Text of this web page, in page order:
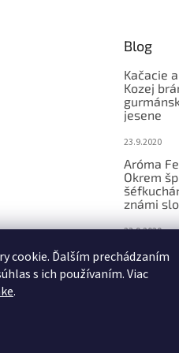
cookie. Ďalším prechádzaním
s ich používaním. Viac
.
Blog
Kačacie
Kozej
jesene
23.9.2020
Aróma
Okrem
známi
23.9.2020